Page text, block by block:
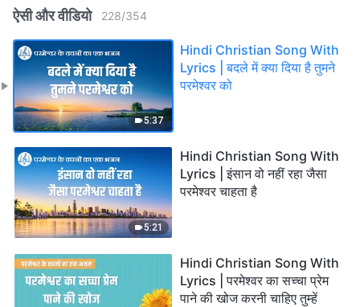
ऐसी और वीडियो 228/354
5:37
Hindi Christian Song With
Lyrics | बदले में क्या दिया है तुमने
परमेश्वर को
5:21
Hindi Christian Song With
Lyrics | इंसान वो नहीं रहा जैसा
परमेश्वर चाहता है
Hindi Christian Song With
Lyrics | परमेश्वर का सच्चा प्रेम
पाने की खोज करनी चाहिए तुम्हें